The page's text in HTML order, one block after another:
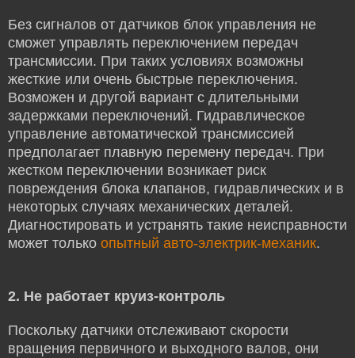
Без сигналов от датчиков блок управления не
сможет управлять переключением передач
трансмиссии. При таких условиях возможны
жесткие или очень быстрые переключения.
Возможен и другой вариант с длительными
задержками переключений. Гидравлическое
управление автоматической трансмиссией
предполагает плавную перемену передач. При
жестком переключении возникает риск
повреждения блока клапанов, гидравлических и в
некоторых случаях механических деталей.
Диагностировать и устранять такие неисправности
может только опытный авто-электрик-механик.
2. Не работает круиз-контроль
Поскольку датчики отслеживают скорости
вращения первичного и выходного валов, они